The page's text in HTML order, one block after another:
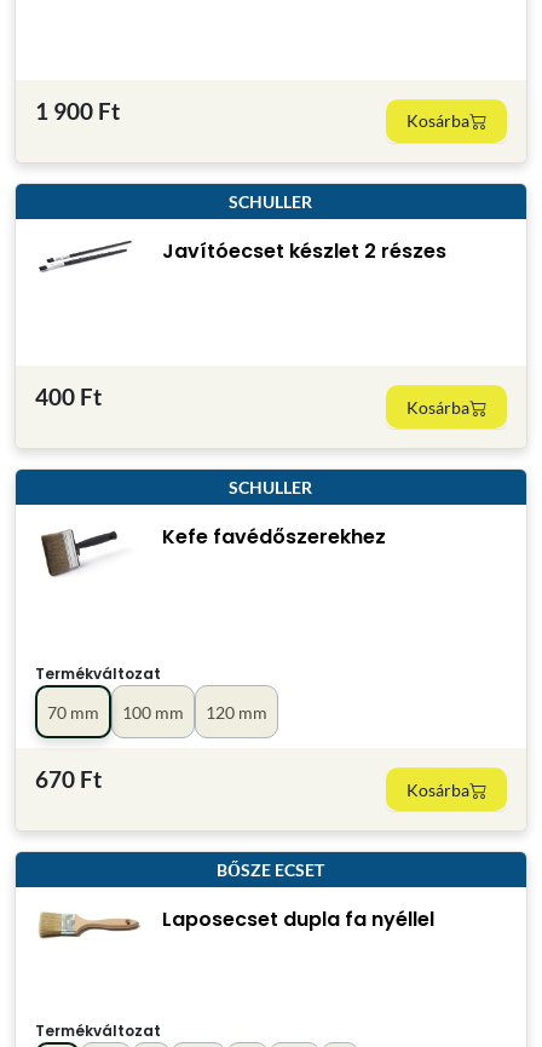
1 900 Ft Kosárba
SCHULLER
Javítóecset készlet 2 részes
400 Ft Kosárba
SCHULLER
Kefe favédőszerekhez
Termékváltozat
100 mm
120 mm
70 mm
670 Ft Kosárba
BŐSZE ECSET
Laposecset dupla fa nyéllel
Termékváltozat